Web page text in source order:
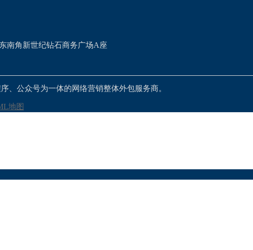
南角新世纪钻石商务广场A座
、公众号为一体的网络营销整体外包服务商。
地图